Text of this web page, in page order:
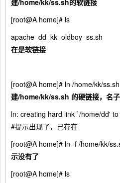
建/home/kk/ss.sh的软链接
[root@A home]# ls
apache dd kk oldboy
在是软链接
[root@A home]# ln /home/kk/
建/home/kk/ss.sh 的硬链接，名
ln: creating hard link `/home/dd'
#提示出现了，己存在
[root@A home]# ln -f /home/kk/
示没有了
[root@A home]# ls